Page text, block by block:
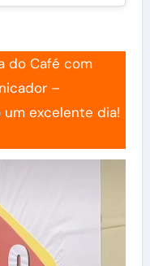
do Café com
–
excelente dia!